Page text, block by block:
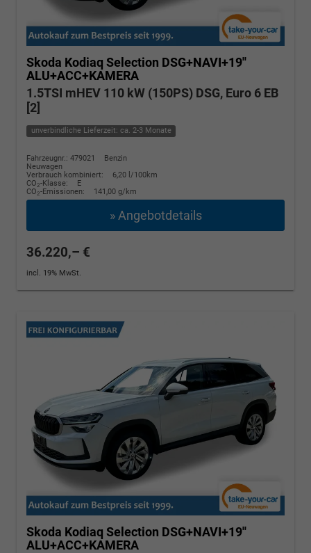
Skoda Kodiaq Selection DSG+NAVI+19''
ALU+ACC+KAMERA
1.5TSI mHEV 110 kW (150PS) DSG, Euro 6 EB
[2]
unverbindliche Lieferzeit: ca. 2-3 Monate
Fahrzeugnr.: 479021
Benzin
Neuwagen
Verbrauch kombiniert:
6,20 l/100km
CO2-Klasse:
E
CO2-Emissionen: 141,00 g/km
» Angebotdetails
36.220,– €
incl. 19% MwSt.
Skoda Kodiaq Selection DSG+NAVI+19''
ALU+ACC+KAMERA